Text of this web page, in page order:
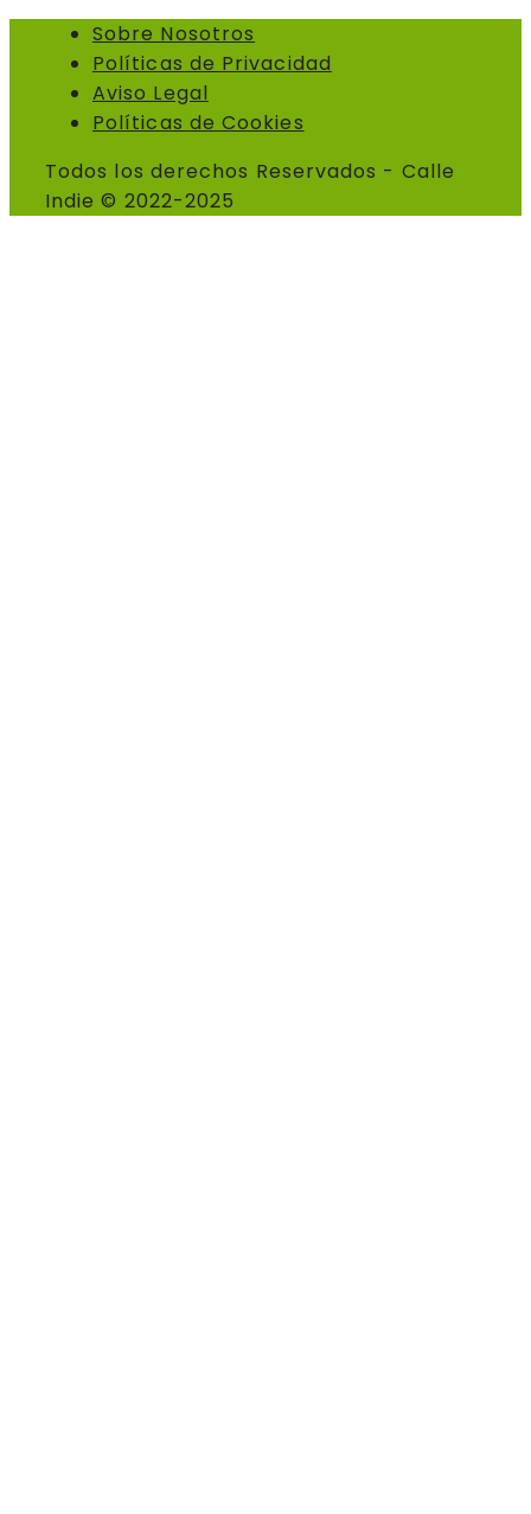
Sobre Nosotros
Políticas de Privacidad
Aviso Legal
Políticas de Cookies
Todos los derechos Reservados - Calle
Indie © 2022-2025